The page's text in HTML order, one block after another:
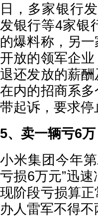
日，多家银行
发银行等4家银
的爆料称，另
开放的领军企
退还发放的薪
在内的招商系
带起诉，要求停
5、卖一辆亏6
小米集团今年
亏损6万元”迅
现阶段亏损算
办人雷军不得不